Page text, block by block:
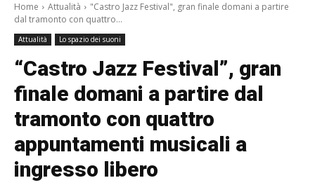
Home Attualità
"Castro Jazz Festival", gran finale domani a partire
dal tramonto con quattro...
Attualità Lo spazio dei suoni
“Castro Jazz Festival”, gran
finale domani a partire dal
tramonto con quattro
appuntamenti musicali a
ingresso libero